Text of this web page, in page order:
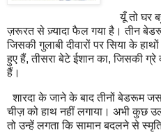
यूँ तो घर
ज़रूरत से ज़्यादा फैल गया है। तीन
जिसकी गुलाबी दीवारों पर सिया के
हुए हैं, तीसरा बेटे ईशान का, जिसकी ग्रे
हैं।
शारदा के जाने के बाद तीनों बेडरूम
चीज़ को हाथ नहीं लगाया। अभी कुछ
तो उन्हें लगता कि सामान बदलने से